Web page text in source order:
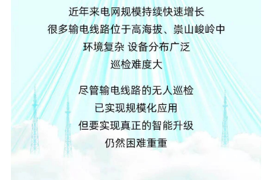
计算产业洞察
元脑品牌升级公告